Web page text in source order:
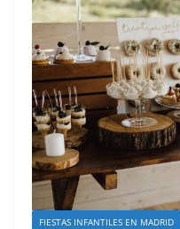
FIESTAS INFANTILES EN MADRID